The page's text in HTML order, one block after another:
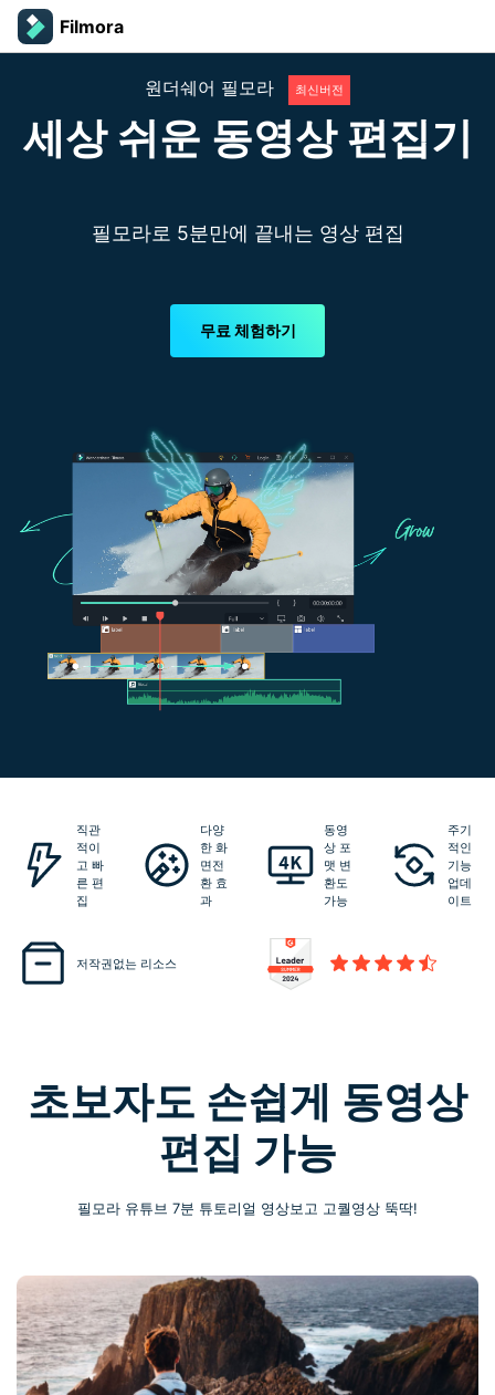
Filmora
원더쉐어 필모라 최신버전
세상 쉬운 동영상 편집기
필모라로 5분만에 끝내는 영상 편집
무료 체험하기
직관
적이
고 빠
른 편
집
다양
한 화
면전
환 효
과
동영
상 포
맷 변
환도
가능
주기
적인
기능
업데
이트
저작권없는 리소스
초보자도 손쉽게 동영상
편집 가능
필모라 유튜브 7분 튜토리얼 영상보고 고퀄영상 뚝딱!